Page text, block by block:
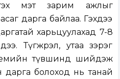
мэт зарим ажлыг
дарга байлаа. Гэхдээ
харьцуулахад 7-8
Түгжрэл, утаа зэрэг
түвшинд шийдэж
дарга болоход нь танай